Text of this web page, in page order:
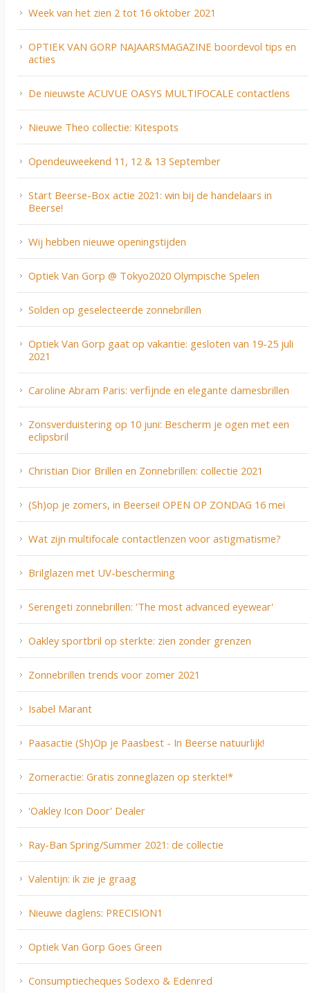
Week van het zien 2 tot 16 oktober 2021
OPTIEK VAN GORP NAJAARSMAGAZINE boordevol tips en
acties
De nieuwste ACUVUE OASYS MULTIFOCALE contactlens
Nieuwe Theo collectie: Kitespots
Opendeuweekend 11, 12 & 13 September
Start Beerse-Box actie 2021: win bij de handelaars in
Beerse!
Wij hebben nieuwe openingstijden
Optiek Van Gorp @ Tokyo2020 Olympische Spelen
Solden op geselecteerde zonnebrillen
Optiek Van Gorp gaat op vakantie: gesloten van 19-25 juli
2021
Caroline Abram Paris: verfijnde en elegante damesbrillen
Zonsverduistering op 10 juni: Bescherm je ogen met een
eclipsbril
Christian Dior Brillen en Zonnebrillen: collectie 2021
(Sh)op je zomers, in Beersei! OPEN OP ZONDAG 16 mei
Wat zijn multifocale contactlenzen voor astigmatisme?
Brilglazen met UV-bescherming
Serengeti zonnebrillen: 'The most advanced eyewear'
Oakley sportbril op sterkte: zien zonder grenzen
Zonnebrillen trends voor zomer 2021
Isabel Marant
Paasactie (Sh)Op je Paasbest - In Beerse natuurlijk!
Zomeractie: Gratis zonneglazen op sterkte!*
'Oakley Icon Door' Dealer
Ray-Ban Spring/Summer 2021: de collectie
Valentijn: ik zie je graag
Nieuwe daglens: PRECISION1
Optiek Van Gorp Goes Green
Consumptiecheques Sodexo & Edenred